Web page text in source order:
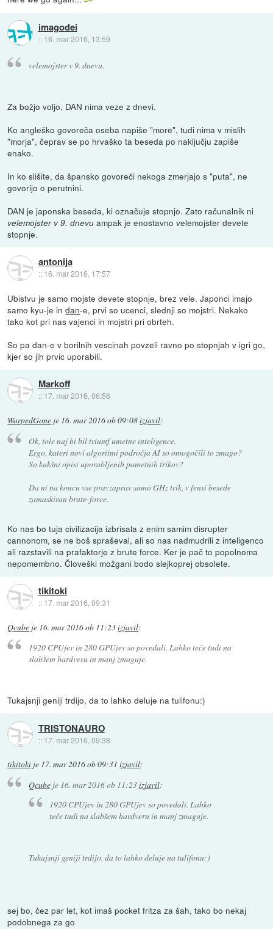
imagodei
:: 16. mar 2016, 13:59
velemojster v 9. dnevu.
Za božjo voljo, DAN nima veze z dnevi.
Ko angleško govoreča oseba napiše "more", tudi nima v mislih
"morja", čeprav se po hrvaško ta beseda po naključju zapiše
enako.
In ko slišite, da špansko govoreči nekoga zmerjajo s "puta", ne
govorijo o perutnini.
DAN je japonska beseda, ki označuje stopnjo. Zato računalnik ni
velemojster v 9. dnevu ampak je enostavno velemojster devete
stopnje.
antonija
:: 16. mar 2016, 17:57
Ubistvu je samo mojste devete stopnje, brez vele. Japonci imajo
samo kyu-je indan-e, prvi so ucenci, slednji so mojstri. Nekako
tako kot pri nas vajenci in mojstri pri obrteh.
So pa dan-e v borilnih vescinah povzeli ravno po stopnjah v igri go,
kjer so jih prvic uporabili.
Markoff
:: 17. mar 2016, 06:56
WarpedGone je 16. mar 2016 ob 09:08izjavil:
Ok, tole naj bi bil triumf umetne inteligence.
Ergo, kateri novi algoritmi področja AI so omogočili to zmago?
So kakšni opisi uporabljenih pametnih trikov?
Da ni na koncu vse pravzaprav samo GHz trik, v fensi besede
zamaskiran brute-force.
Ko nas bo tuja civilizacija izbrisala z enim samim disrupter
cannonom, se ne boš spraševal, ali so nas nadmudrili z inteligenco
ali razstavili na prafaktorje z brute force. Ker je pač to popolnoma
nepomembno. Človeški možgani bodo slejkoprej obsolete.
tikitoki
:: 17. mar 2016, 09:31
Qcube je 16. mar 2016 ob 11:23izjavil:
1920 CPUjev in 280 GPUjev so povedali. Lahko teče tudi na
slabšem hardveru in manj zmaguje.
Tukajsnji geniji trdijo, da to lahko deluje na tulifonu:)
TRISTONAURO
:: 17. mar 2016, 09:38
tikitoki je 17. mar 2016 ob 09:31 izjavil:
Qcubeje 16. mar 2016 ob 11:23izjavil:
1920 CPUjev in 280 GPUjev so povedali. Lahko
teče tudi na slabšem hardveru in manj zmaguje.
Tukajsnji geniji trdijo, da to lahko deluje na tulifonu:)
sej bo, čez par let, kot imaš pocket fritza za šah, tako bo nekaj
podobnega za go